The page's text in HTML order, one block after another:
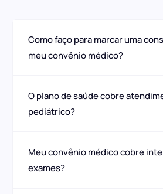
Como faço para marcar uma
meu convênio médico?
O plano de saúde cobre
pediátrico?
Meu convênio médico cobre
exames?